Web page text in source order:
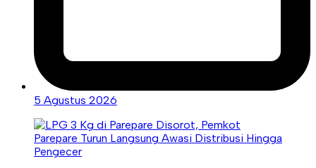
5 Agustus 2026